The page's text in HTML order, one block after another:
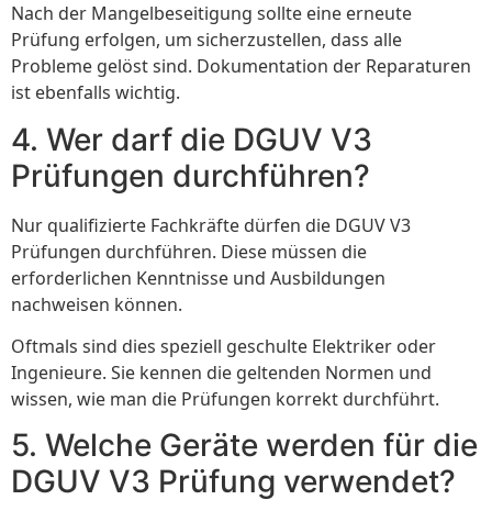
Nach der Mangelbeseitigung sollte eine erneute
Prüfung erfolgen, um sicherzustellen, dass alle
Probleme gelöst sind. Dokumentation der Reparaturen
ist ebenfalls wichtig.
4. Wer darf die DGUV V3
Prüfungen durchführen?
Nur qualifizierte Fachkräfte dürfen die DGUV V3
Prüfungen durchführen. Diese müssen die
erforderlichen Kenntnisse und Ausbildungen
nachweisen können.
Oftmals sind dies speziell geschulte Elektriker oder
Ingenieure. Sie kennen die geltenden Normen und
wissen, wie man die Prüfungen korrekt durchführt.
5. Welche Geräte werden für die
DGUV V3 Prüfung verwendet?